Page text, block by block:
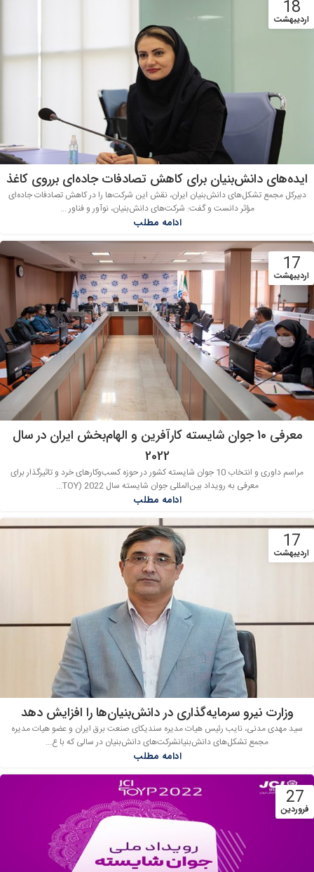
18
اردیبهشت
ایده‌های دانش‌بنیان برای کاهش تصادفات جاده‌ای برروی کاغذ
دبیرکل مجمع تشکل‌های دانش‌بنیان ایران، نقش این شرکت‌ها را در کاهش تصادفات جاده‌ای
مؤثر دانست و گفت: شرکت‌های دانش‌بنیان، نوآور و فناور ...
ادامه مطلب
17
اردیبهشت
معرفی 10 جوان شایسته کارآفرین و الهام‌بخش ایران در سال
2022
مراسم داوری و انتخاب 10 جوان شایسته کشور در حوزه کسب‌و‌کارهای خرد و تاثیرگذار برای
معرفی به رویداد بین‌المللی جوان شایسته سال 2022 (TOY...
ادامه مطلب
17
اردیبهشت
وزارت نیرو سرمایه‌گذاری در دانش‌بنیان‌ها را افزایش دهد
سید مهدی مدنی، نایب رئیس هیات مدیره سندیکای صنعت برق ایران و عضو هیات مدیره
مجمع تشکل‌های دانش‌بنیانشرکت‌های دانش‌بنیان در سالی که با ع...
ادامه مطلب
27
فروردین